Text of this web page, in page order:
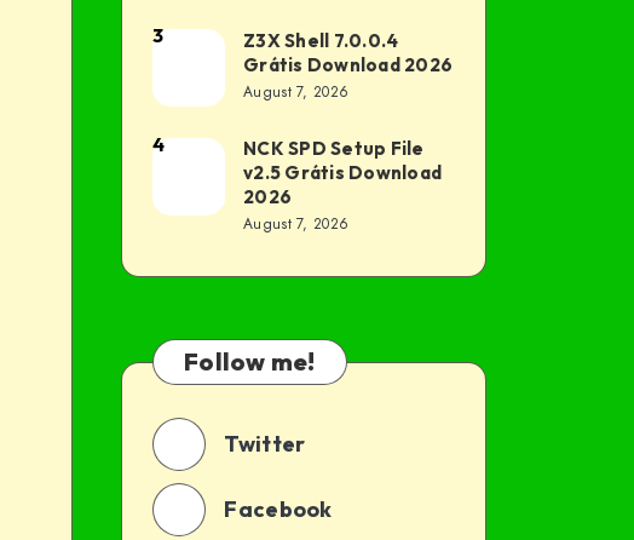
Download
Download
Z3X
7.0.0.4
Grátis
2026
3
Z3X Shell 7.0.0.4
Grátis Download 2026
August 7, 2026
NCK
Setup
Download
2026
4
NCK SPD Setup File
v2.5 Grátis Download
2026
August 7, 2026
Follow me!
Twitter
Facebook